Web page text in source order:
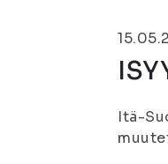
Itä-